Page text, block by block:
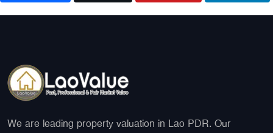
We are leading property valuation in Lao PDR. Our